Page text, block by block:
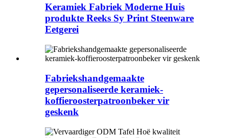
Keramiek Fabriek Moderne Huis
produkte Reeks Sy Print Steenware
Eetgerei
Fabriekshandgemaakte
gepersonaliseerde keramiek-
koffieroosterpatroonbeker vir
geskenk